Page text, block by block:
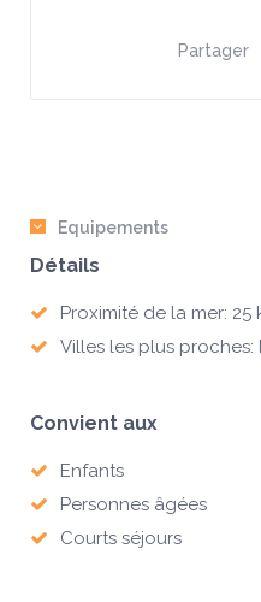
Partager
Equipements
Détails
Proximité de la mer: 25
Villes les plus proches:
Convient aux
Enfants
Personnes âgées
Courts séjours